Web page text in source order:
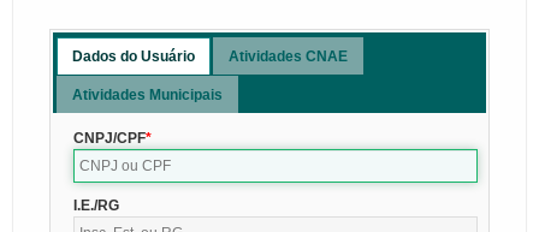
Dados do Usuário Atividades CNAE
Atividades Municipais
CNPJ/CPF
I.E./RG